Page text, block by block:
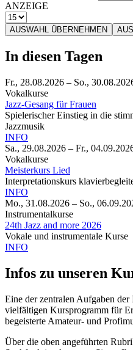
ANZEIGE
AUSWAHL ÜBERNEHMEN
In diesen Tagen
Fr., 28.08.2026 – So.,
Vokalkurse
Jazz-Gesang für Frauen
Spielerischer Einstieg in die
Jazzmusik
INFO
Sa., 29.08.2026 – Fr.,
Vokalkurse
Meisterkurs Lied
Interpretationskurs
INFO
Mo., 31.08.2026 – So.,
Instrumentalkurse
24th Jazz and more 2026
Vokale und instrumentale Kurse
INFO
Infos zu unseren
Eine der zentralen Aufgaben der
vielfältigen Kursprogramm für
begeisterte Amateur- und
Über die oben angeführten